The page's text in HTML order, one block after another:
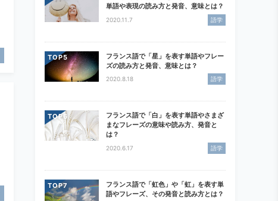
単語や表現の読み方と発音、意味とは？
2020.11.7 語学
TOP
フランス語で「星」を表す単語やフレー
ズの読み方と発音、意味とは？
2020.8.18 語学
TOP
フランス語で「白」を表す単語やさまざ
まなフレーズの意味や読み方、発音と
は？
2020.6.17 語学
TOP
フランス語で「虹色」や「虹」を表す単
語やフレーズ、その発音と読み方とは？